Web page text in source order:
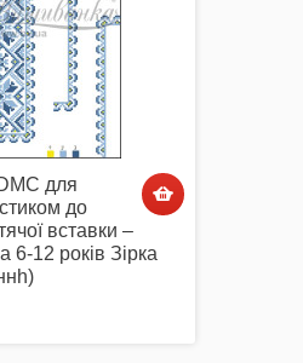
для
до
вставки –
6-12 років Зірка